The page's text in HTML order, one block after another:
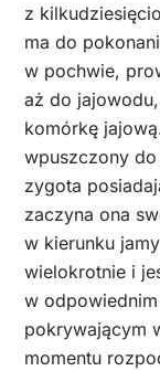
z
ma do
w pochwie,
aż do
komórkę
wpuszczony
zygota
zaczyna ona
w kierunku
wielokrotnie i
w
pokrywającym
momentu